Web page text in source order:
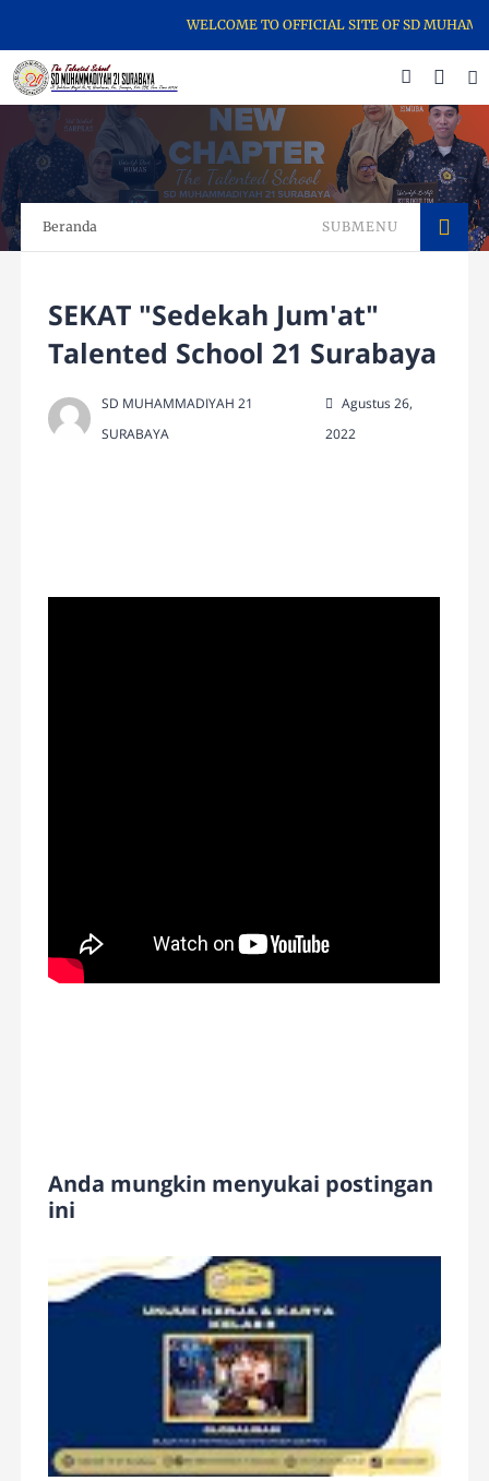
WELCOME TO OFFICIAL SITE OF SD
Beranda SUBMENU
SEKAT "Sedekah Jum'at"
Talented School 21 Surabaya
SD MUHAMMADIYAH 21
SURABAYA
Agustus 26,
2022
Anda mungkin menyukai postingan
ini